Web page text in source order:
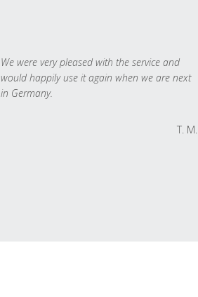
We were very pleased with the service and
would happily use it again when we are next
in Germany.
T. M.